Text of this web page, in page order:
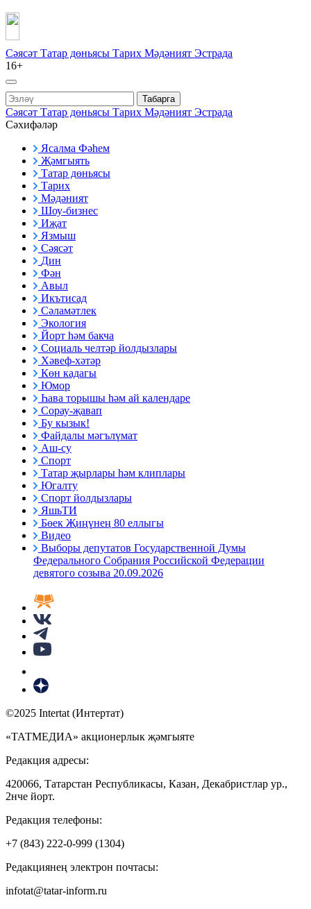
Сәясәт Татар дөньясы Тарих Мәдәният Эстрада
16+
Табарга
Сәясәт Татар дөньясы Тарих Мәдәният Эстрада
Сәхифәләр
Ясалма Фәһем
Җәмгыять
Татар дөньясы
Тарих
Мәдәният
Шоу-бизнес
Иҗат
Язмыш
Сәясәт
Дин
Фән
Авыл
Икътисад
Сәламәтлек
Экология
Йорт һәм бакча
Социаль челтәр йолдызлары
Хәвеф-хәтәр
Көн кадагы
Юмор
Һава торышы һәм ай календаре
Сорау-җавап
Бу кызык!
Файдалы мәгълүмат
Аш-су
Спорт
Татар җырлары һәм клиплары
Югалту
Спорт йолдызлары
ЯшьТИ
Бөек Җиңүнең 80 еллыгы
Видео
Выборы депутатов Государственной Думы
Федерального Собрания Российской Федерации
девятого созыва 20.09.2026
©2025 Intertat (Интертат)
«ТАТМЕДИА» акционерлык җәмгыяте
Редакция адресы:
420066, Татарстан Республикасы, Казан, Декабристлар ур.,
2нче йорт.
Редакция телефоны:
+7 (843) 222-0-999 (1304)
Редакциянең электрон почтасы:
infotat@tatar-inform.ru